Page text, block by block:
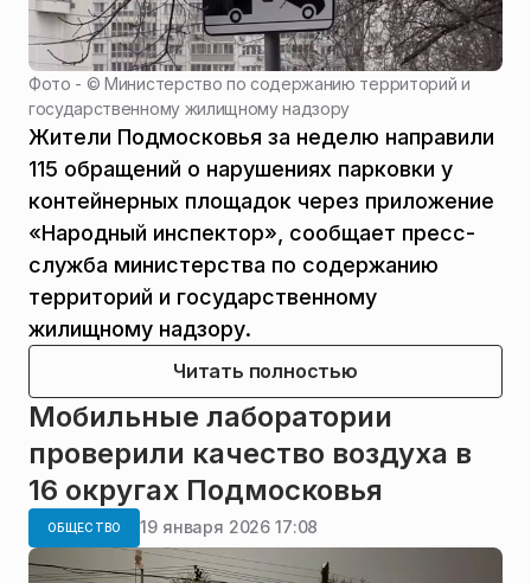
Фото - ©Министерство по содержанию территорий и
государственному жилищному надзору
Жители Подмосковья за неделю направили
115 обращений о нарушениях парковки у
контейнерных площадок через приложение
«Народный инспектор», сообщает пресс-
служба министерства по содержанию
территорий и государственному
жилищному надзору.
Читать полностью
Мобильные лаборатории
проверили качество воздуха в
16 округах Подмосковья
ОБЩЕСТВО 19 января 2026 17:08